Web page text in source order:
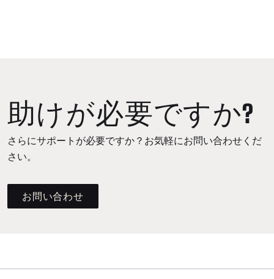
助けが必要ですか?
さらにサポートが必要ですか？お気軽にお問い合わせくだ
さい。
お問い合わせ